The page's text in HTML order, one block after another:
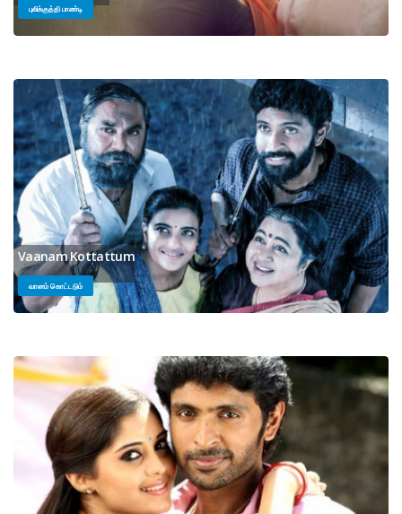
புலிக்குத்தி பாண்டி
Vaanam Kottattum
வானம் கொட்டடும்